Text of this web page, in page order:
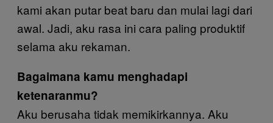
kami akan putar beat baru dan mulai lagi dari
awal. Jadi, aku rasa ini cara paling produktif
selama aku rekaman.
Bagaimana kamu menghadapi
ketenaranmu?
Aku berusaha tidak memikirkannya. Aku